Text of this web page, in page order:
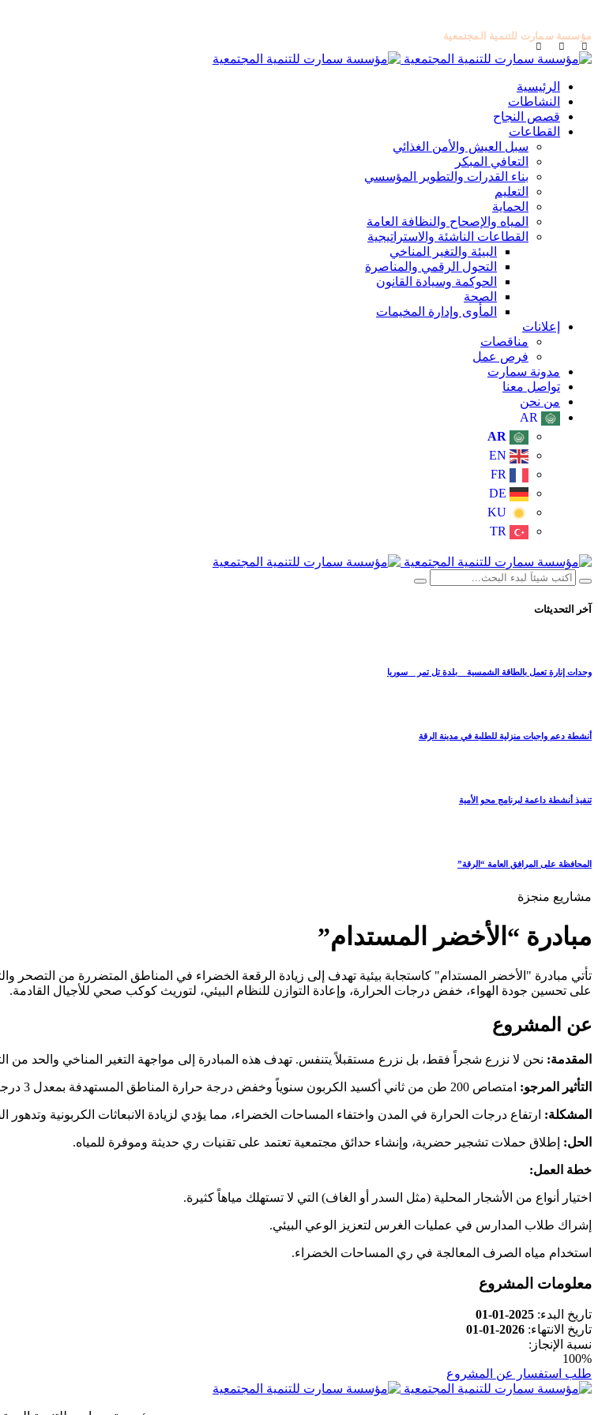
مؤسسة سمارت للتنمية المجتمعية
الرئيسية
النشاطات
قصص النجاح
القطاعات
سبل العيش والأمن الغذائي
التعافي المبكر
بناء القدرات والتطوير المؤسسي
التعليم
الحماية
المياه والإصحاح والنظافة العامة
القطاعات الناشئة والاستراتيجية
البيئة والتغير المناخي
التحول الرقمي والمناصرة
الحوكمة وسيادة القانون
الصحة
المأوى وإدارة المخيمات
إعلانات
مناقصات
فرص عمل
مدونة سمارت
تواصل معنا
من نحن
AR
AR
EN
FR
DE
KU
TR
آخر التحديثات
وحدات إنارة تعمل بالطاقة الشمسية _ بلدة تل تمر _ سوريا
أنشطة دعم واجبات منزلية للطلبة في مدينة الرقة
تنفيذ أنشطة داعمة لبرنامج محو الأمية
المحافظة على المرافق العامة “الرقة”
مشاريع منجزة
مبادرة “الأخضر المستدام”
تأتي مبادرة "الأخضر المستدام" كاستجابة بيئية تهدف إلى زيادة الرقعة الخضراء في المناطق المتضررة من التصحر
على تحسين جودة الهواء، خفض درجات الحرارة، وإعادة التوازن للنظام البيئي، لتوريث كوكب صحي للأجيال القادمة.
عن المشروع
المقدمة: نحن لا نزرع شجراً فقط، بل نزرع مستقبلاً يتنفس. تهدف هذه المبادرة إلى مواجهة التغير المناخي والحد من
التأثير المرجو: امتصاص 200 طن من ثاني أكسيد الكربون سنوياً وخفض درجة حرارة المناطق المستهدفة بمعدل 3 درجات.
المشكلة: ارتفاع درجات الحرارة في المدن واختفاء المساحات الخضراء، مما يؤدي لزيادة الانبعاثات الكربونية وتدهور
الحل: إطلاق حملات تشجير حضرية، وإنشاء حدائق مجتمعية تعتمد على تقنيات ري حديثة وموفرة للمياه.
خطة العمل:
اختيار أنواع من الأشجار المحلية (مثل السدر أو الغاف) التي لا تستهلك مياهاً كثيرة.
إشراك طلاب المدارس في عمليات الغرس لتعزيز الوعي البيئي.
استخدام مياه الصرف المعالجة في ري المساحات الخضراء.
معلومات المشروع
تاريخ البدء: 2025-01-01
تاريخ الانتهاء: 2026-01-01
نسبة الإنجاز:
100%
طلب استفسار عن المشروع